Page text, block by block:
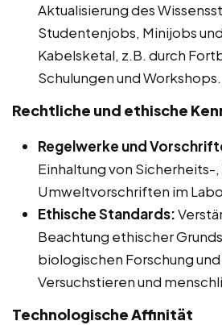
Aktualisierung des
Studentenjobs, Minijobs
Kabelsketal, z.B. durch
Schulungen und Workshops.
Rechtliche und ethische
Regelwerke und
Einhaltung von Sicherheits-
Umweltvorschriften im
Ethische Standards:
Beachtung ethischer
biologischen Forschung
Versuchstieren und
Technologische Affinität